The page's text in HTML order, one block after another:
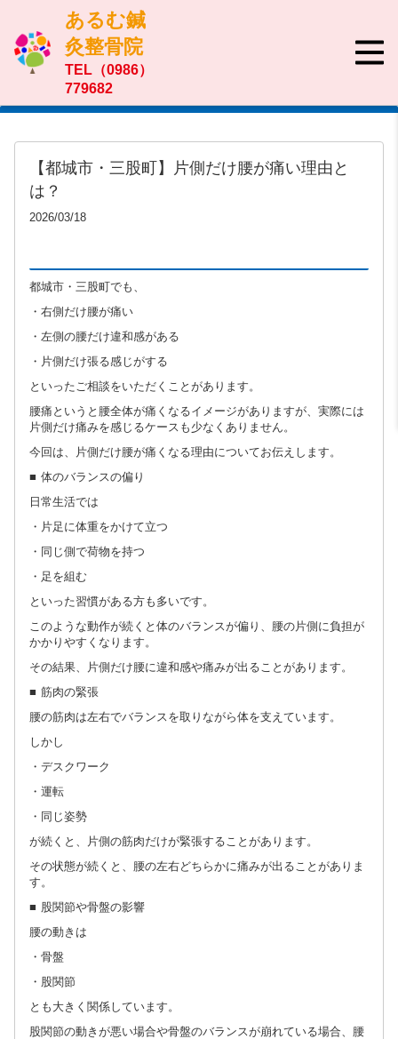
あるむ鍼
灸整骨院
TEL（0986）
779682
【都城市・三股町】片側だけ腰が痛い理由と
は？
2026/03/18
都城市・三股町でも、
・右側だけ腰が痛い
・左側の腰だけ違和感がある
・片側だけ張る感じがする
といったご相談をいただくことがあります。
腰痛というと腰全体が痛くなるイメージがありますが、実際には
片側だけ痛みを感じるケースも少なくありません。
今回は、片側だけ腰が痛くなる理由についてお伝えします。
■ 体のバランスの偏り
日常生活では
・片足に体重をかけて立つ
・同じ側で荷物を持つ
・足を組む
といった習慣がある方も多いです。
このような動作が続くと体のバランスが偏り、腰の片側に負担が
かかりやすくなります。
その結果、片側だけ腰に違和感や痛みが出ることがあります。
■ 筋肉の緊張
腰の筋肉は左右でバランスを取りながら体を支えています。
しかし
・デスクワーク
・運転
・同じ姿勢
が続くと、片側の筋肉だけが緊張することがあります。
その状態が続くと、腰の左右どちらかに痛みが出ることがありま
す。
■ 股関節や骨盤の影響
腰の動きは
・骨盤
・股関節
とも大きく関係しています。
股関節の動きが悪い場合や骨盤のバランスが崩れている場合、腰